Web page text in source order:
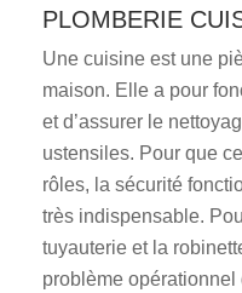
PLOMBERIE
Une cuisine est une
maison. Elle a pour
et d’assurer le
ustensiles. Pour que
rôles, la sécurité
très indispensable.
tuyauterie et la
problème